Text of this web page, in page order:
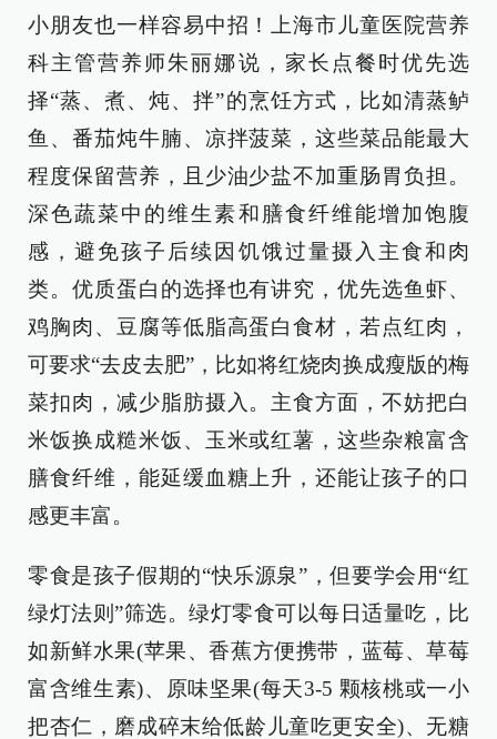
小朋友也一样容易中招！上海市儿童医院营养
科主管营养师朱丽娜说，家长点餐时优先选
择“蒸、煮、炖、拌”的烹饪方式，比如清蒸鲈
鱼、番茄炖牛腩、凉拌菠菜，这些菜品能最大
程度保留营养，且少油少盐不加重肠胃负担。
深色蔬菜中的维生素和膳食纤维能增加饱腹
感，避免孩子后续因饥饿过量摄入主食和肉
类。优质蛋白的选择也有讲究，优先选鱼虾、
鸡胸肉、豆腐等低脂高蛋白食材，若点红肉，
可要求“去皮去肥”，比如将红烧肉换成瘦版的梅
菜扣肉，减少脂肪摄入。主食方面，不妨把白
米饭换成糙米饭、玉米或红薯，这些杂粮富含
膳食纤维，能延缓血糖上升，还能让孩子的口
感更丰富。
零食是孩子假期的“快乐源泉”，但要学会用“红
绿灯法则”筛选。绿灯零食可以每日适量吃，比
如新鲜水果(苹果、香蕉方便携带，蓝莓、草莓
富含维生素)、原味坚果(每天3-5 颗核桃或一小
把杏仁，磨成碎末给低龄儿童吃更安全)、无糖